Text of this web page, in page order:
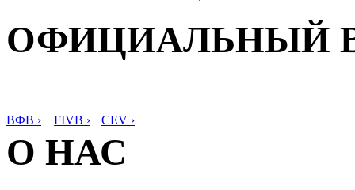
ОФИЦИАЛЬНЫЙ
ВФВ › FIVB › CEV ›
О НАС